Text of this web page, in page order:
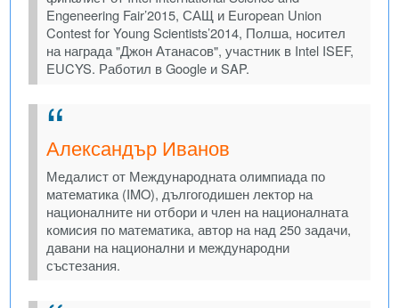
Engeneering Fair’2015, САЩ и European Union
Contest for Young Scientists’2014, Полша, носител
на награда "Джон Атанасов", участник в Intel ISEF,
EUCYS. Работил в Google и SAP.
Александър Иванов
Медалист от Международната олимпиада по
математика (IMO), дългогодишен лектор на
националните ни отбори и член на националната
комисия по математика, автор на над 250 задачи,
давани на национални и международни
състезания.